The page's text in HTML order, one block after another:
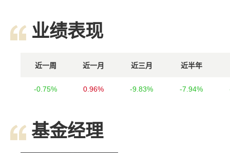
业绩表现
近一周 近一月 近三月 近半年
-0.75% 0.96% -9.83% -7.94%
基金经理